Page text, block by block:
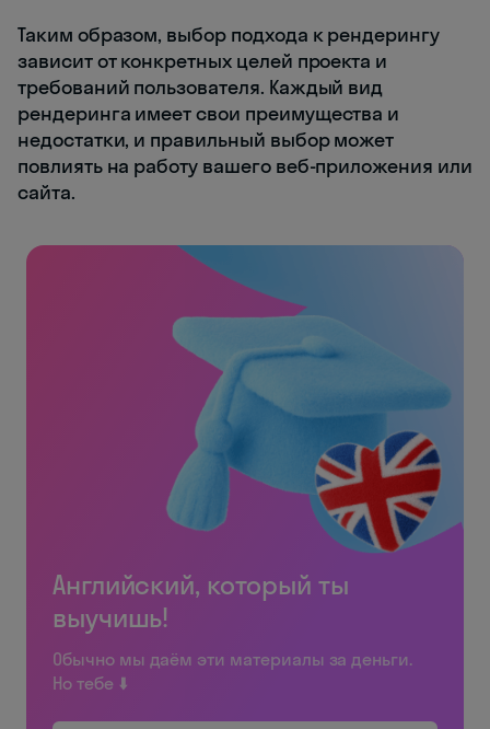
Таким образом, выбор подхода к рендерингу
зависит от конкретных целей проекта и
требований пользователя. Каждый вид
рендеринга имеет свои преимущества и
недостатки, и правильный выбор может
повлиять на работу вашего веб-приложения или
сайта.
Английский, который ты
выучишь!
Обычно мы даём эти материалы за деньги.
Но тебе ⬇️